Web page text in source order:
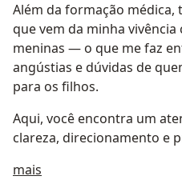
Além da formação
que vem da minha vivência
meninas — o que me faz
angústias e dúvidas de
para os filhos.
Aqui, você encontra um
clareza, direcionamento e
mais